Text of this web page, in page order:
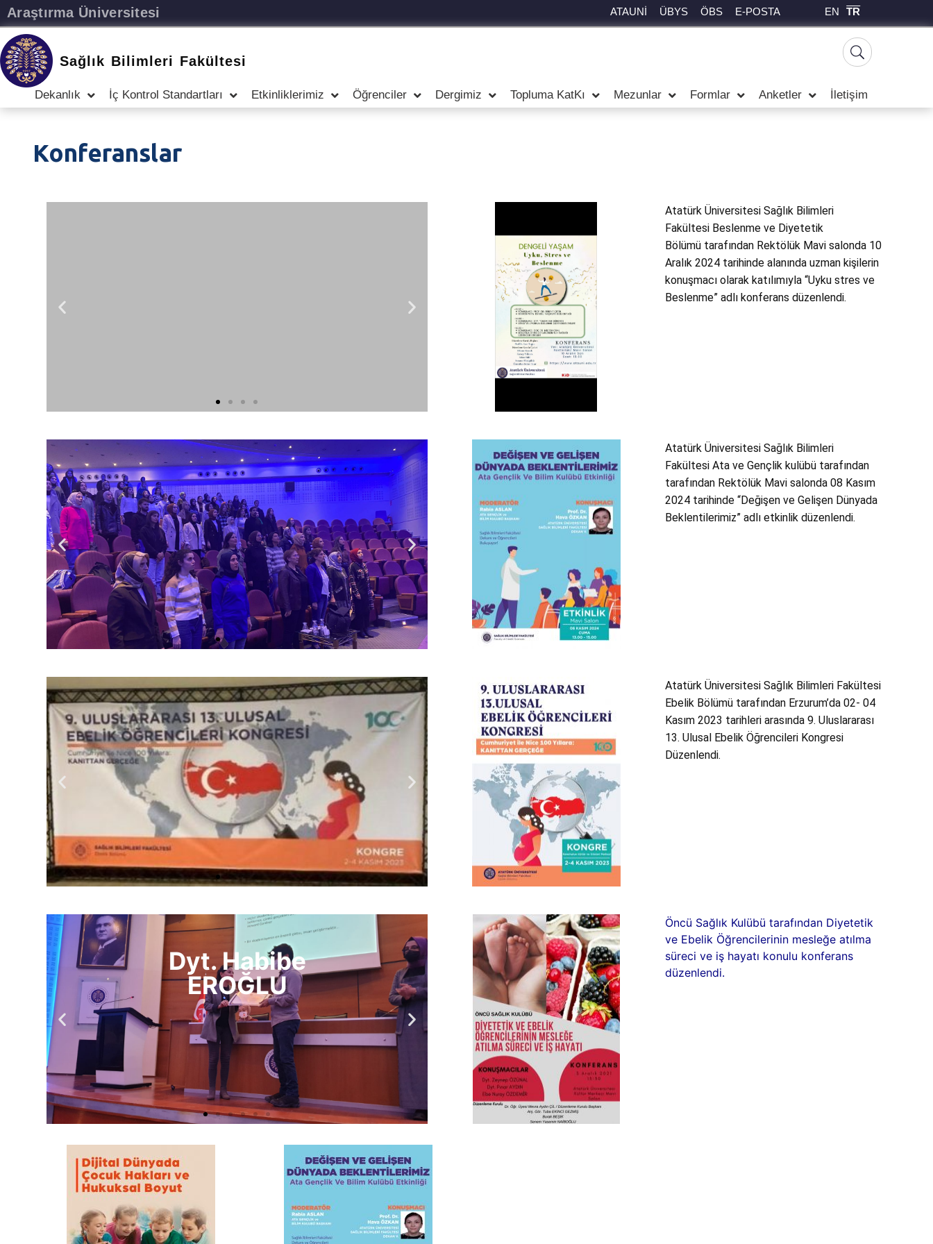
Araştırma Üniversitesi ATAUNİ ÜBYS ÖBS E-POSTA EN TR
Sağlık Bilimleri Fakültesi
Dekanlık İç Kontrol Standartları Etkinliklerimiz Öğrenciler Dergimiz Topluma KatKı Mezunlar Formlar Anketler İletişim
Konferanslar
Atatürk Üniversitesi Sağlık Bilimleri
Fakültesi Beslenme ve Diyetetik
Bölümütarafından Rektölük Mavi salonda 10
Aralık 2024 tarihinde alanında uzman kişilerin
konuşmacı olarak katılımıyla “Uyku stres ve
Beslenme” adlı konferans düzenlendi.
Atatürk Üniversitesi Sağlık Bilimleri
Fakültesi Ata ve Gençlik kulübü tarafından
tarafından Rektölük Mavi salonda 08 Kasım
2024 tarihinde “Değişen ve Gelişen Dünyada
Beklentilerimiz” adlı etkinlik düzenlendi.
Atatürk Üniversitesi Sağlık Bilimleri Fakültesi
Ebelik Bölümü tarafından Erzurum’da 02- 04
Kasım 2023 tarihleri arasında 9. Uluslararası
13. Ulusal Ebelik Öğrencileri Kongresi
Düzenlendi.
Dyt. Pınar
AYDIN
Ebe Nuray
ÖZDEMİR
Öncü Sağlık Kulübü tarafından Diyetetik
ve Ebelik Öğrencilerinin mesleğe atılma
süreci ve iş hayatı konulu konferans
düzenlendi.